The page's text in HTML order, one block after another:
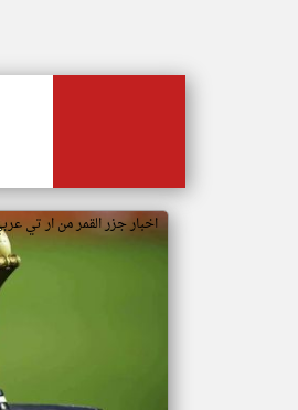
اخبار جزر القمر من ار تي